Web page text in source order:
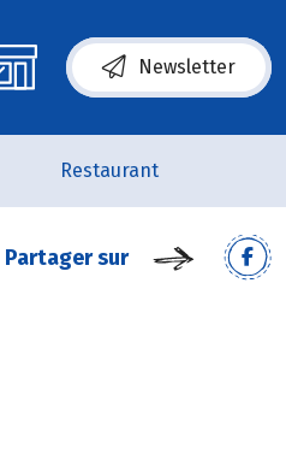
Newsletter
Restaurant
Partager sur